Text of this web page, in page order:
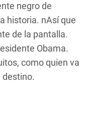
negro de
historia. nAsí que
de la pantalla.
Obama.
como quien va
destino.